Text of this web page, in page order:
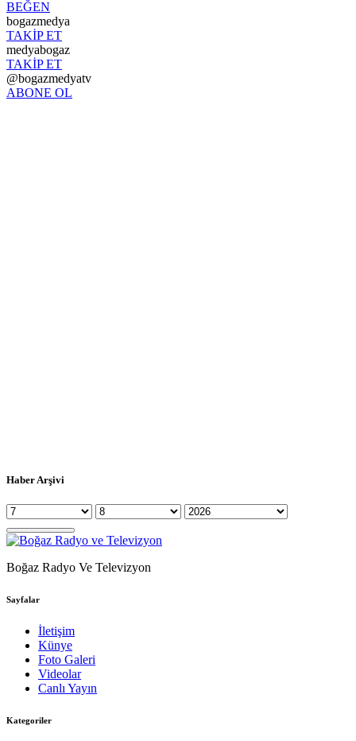
BEĞEN
bogazmedya
TAKİP ET
medyabogaz
TAKİP ET
@bogazmedyatv
ABONE OL
Haber Arşivi
Boğaz Radyo Ve Televizyon
Sayfalar
İletişim
Künye
Foto Galeri
Videolar
Canlı Yayın
Kategoriler